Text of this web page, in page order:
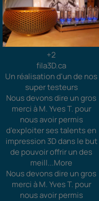
+2
fila3D.ca
Un réalisation d'un de nos
super testeurs
Nous devons dire un gros
merci à M. Yves T. pour
nous avoir permis
d'exploiter ses talents en
impression 3D dans le but
de pouvoir offrir un des
meill...More
Nous devons dire un gros
merci à M. Yves T. pour
nous avoir permis